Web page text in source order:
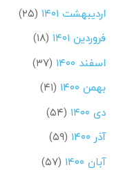
اردیبهشت ۱۴۰۱
(۲۵)
فروردین ۱۴۰۱
(۱۸)
اسفند ۱۴۰۰
(۳۷)
بهمن ۱۴۰۰
(۴۱)
دی ۱۴۰۰
(۵۴)
آذر ۱۴۰۰
(۵۹)
آبان ۱۴۰۰
(۵۷)